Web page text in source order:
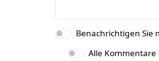
Benachrichtigen Sie
Alle Kommentare